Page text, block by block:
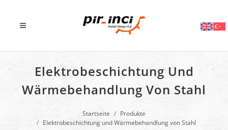
Elektrobeschichtung Und
Wärmebehandlung Von Stahl
Startseite
Produkte
Elektrobeschichtung und Wärmebehandlung von Stahl